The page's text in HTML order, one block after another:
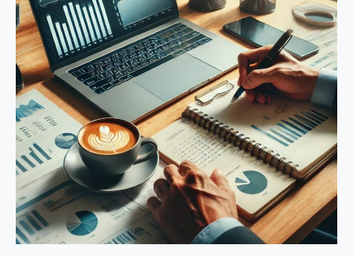
Meningkatkan
Keuntungan
Bisnis
di
2025